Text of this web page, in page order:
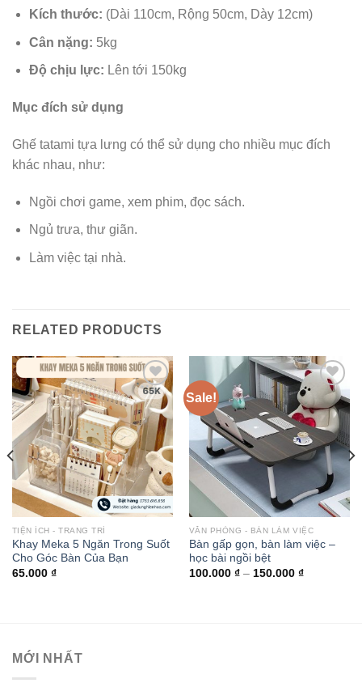
Kích thước: (Dài 110cm, Rộng 50cm, Dày 12cm)
Cân nặng: 5kg
Độ chịu lực: Lên tới 150kg
Mục đích sử dụng
Ghế tatami tựa lưng có thể sử dụng cho nhiều mục đích
khác nhau, như:
Ngồi chơi game, xem phim, đọc sách.
Ngủ trưa, thư giãn.
Làm việc tại nhà.
RELATED PRODUCTS
Add to
wishlist
TIỆN ÍCH - TRANG TRÍ
Khay Meka 5 Ngăn Trong Suốt
Cho Góc Bàn Của Bạn
65.000 ₫
Sale!
Add to
wishlist
VĂN PHÒNG - BÀN LÀM VIỆC
Bàn gấp gọn, bàn làm việc –
học bài ngồi bệt
100.000 ₫– 150.000 ₫
MỚI NHẤT